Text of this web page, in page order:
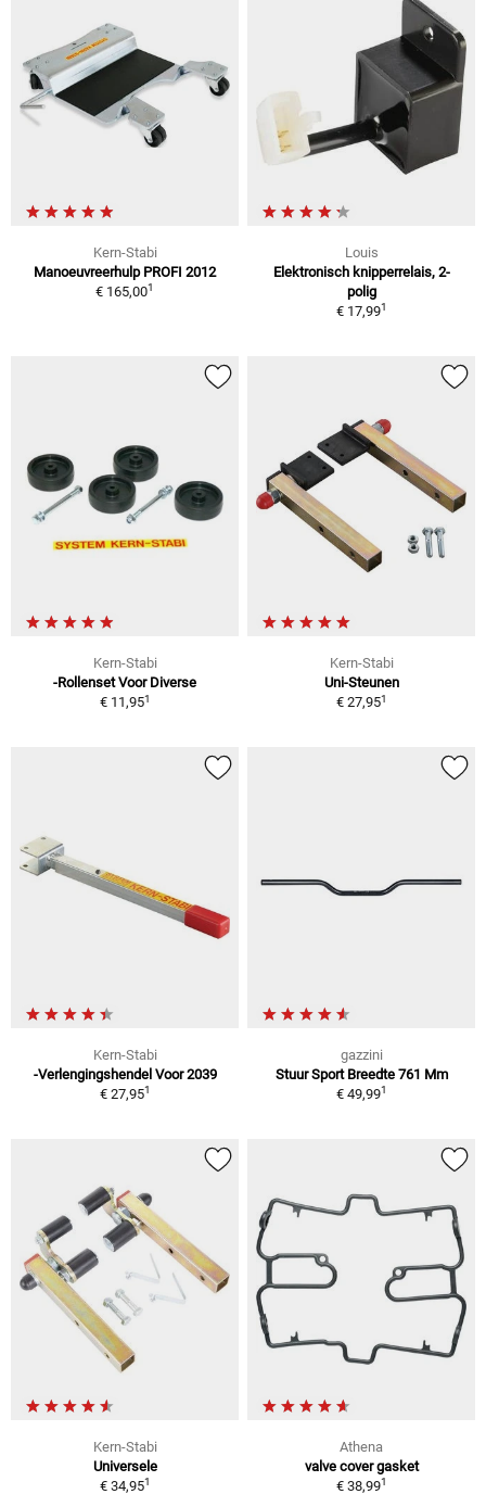
Kern-Stabi
Manoeuvreerhulp PROFI 2012
€ 165,001
Louis
Elektronisch knipperrelais, 2-
polig
€ 17,991
Kern-Stabi
-Rollenset Voor Diverse
€ 11,951
Kern-Stabi
Uni-Steunen
€ 27,951
Kern-Stabi
-Verlengingshendel Voor 2039
€ 27,951
gazzini
Stuur Sport Breedte 761 Mm
€ 49,991
Kern-Stabi
Universele
€ 34,951
Athena
valve cover gasket
€ 38,991